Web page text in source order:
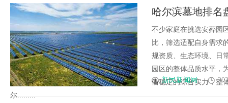
哈尔滨墓地排名
不少家庭在挑选安葬园
比，筛选适配自身需求
规资质、生态环境、日
园区的整体品质水平，
借稳定的综合实力，整
尔.........
新民新闻网